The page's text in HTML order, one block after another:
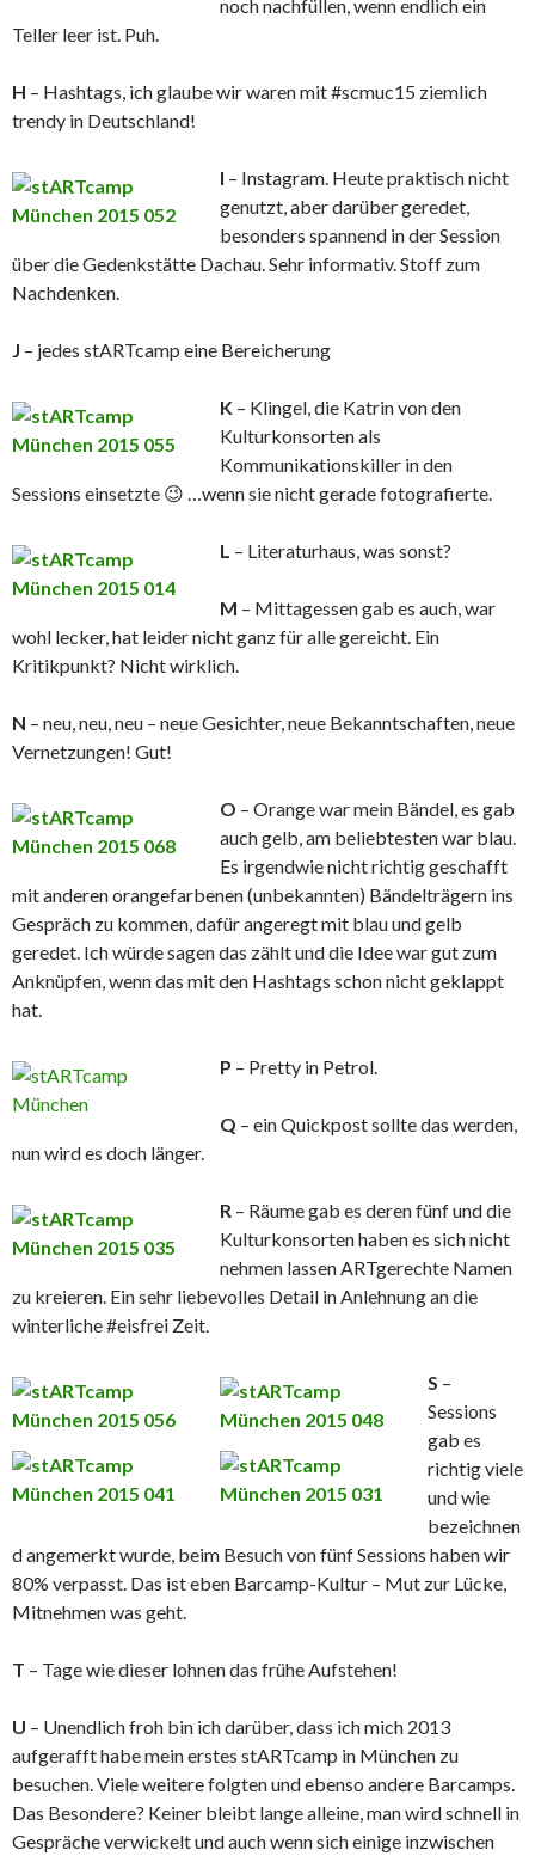
noch nachfüllen, wenn endlich ein
Teller leer ist. Puh.
H – Hashtags, ich glaube wir waren mit #scmuc15 ziemlich
trendy in Deutschland!
I – Instagram. Heute praktisch nicht
genutzt, aber darüber geredet,
besonders spannend in der Session
über die Gedenkstätte Dachau. Sehr informativ. Stoff zum
Nachdenken.
J – jedes stARTcamp eine Bereicherung
K – Klingel, die Katrin von den
Kulturkonsorten als
Kommunikationskiller in den
Sessions einsetzte 😉 …wenn sie nicht gerade fotografierte.
L – Literaturhaus, was sonst?
M – Mittagessen gab es auch, war
wohl lecker, hat leider nicht ganz für alle gereicht. Ein
Kritikpunkt? Nicht wirklich.
N – neu, neu, neu – neue Gesichter, neue Bekanntschaften, neue
Vernetzungen! Gut!
O – Orange war mein Bändel, es gab
auch gelb, am beliebtesten war blau.
Es irgendwie nicht richtig geschafft
mit anderen orangefarbenen (unbekannten) Bändelträgern ins
Gespräch zu kommen, dafür angeregt mit blau und gelb
geredet. Ich würde sagen das zählt und die Idee war gut zum
Anknüpfen, wenn das mit den Hashtags schon nicht geklappt
hat.
P – Pretty in Petrol.
Q – ein Quickpost sollte das werden,
nun wird es doch länger.
R – Räume gab es deren fünf und die
Kulturkonsorten haben es sich nicht
nehmen lassen ARTgerechte Namen
zu kreieren. Ein sehr liebevolles Detail in Anlehnung an die
winterliche #eisfrei Zeit.
S –
Sessions
gab es
richtig viele
und wie
bezeichnen
d angemerkt wurde, beim Besuch von fünf Sessions haben wir
80% verpasst. Das ist eben Barcamp-Kultur – Mut zur Lücke,
Mitnehmen was geht.
T – Tage wie dieser lohnen das frühe Aufstehen!
U – Unendlich froh bin ich darüber, dass ich mich 2013
aufgerafft habe mein erstes stARTcamp in München zu
besuchen. Viele weitere folgten und ebenso andere Barcamps.
Das Besondere? Keiner bleibt lange alleine, man wird schnell in
Gespräche verwickelt und auch wenn sich einige inzwischen